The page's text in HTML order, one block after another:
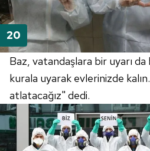
Baz, vatandaşlara bir uyarı
kurala uyarak evlerinizde
atlatacağız" dedi.